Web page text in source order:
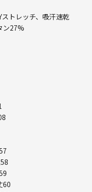
トレッチ、吸汗速乾
ン27%
60